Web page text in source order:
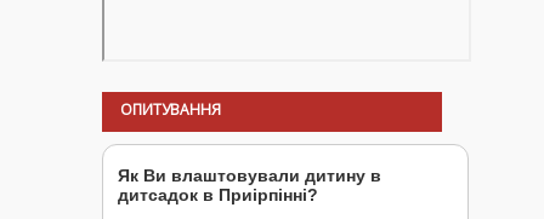
ОПИТУВАННЯ
Як Ви влаштовували дитину в
дитсадок в Приірпінні?